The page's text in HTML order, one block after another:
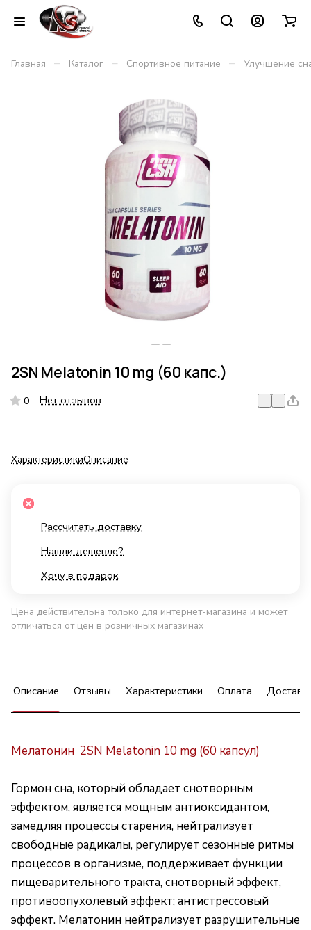
Главная – Каталог – Спортивное питание – Улучшение
2SN Melatonin 10 mg (60 капс.)
0 Нет отзывов
ХарактеристикиОписание
Рассчитать доставку
Нашли дешевле?
Хочу в подарок
Цена действительна только для интернет-магазина и может
отличаться от цен в розничных магазинах
Описание Отзывы Характеристики Оплата
Мелатонин 2SN Melatonin 10 mg (60 капсул)
Гормон сна, который обладает снотворным
эффектом, является мощным антиоксидантом,
замедляя процессы старения, нейтрализует
свободные радикалы, регулирует сезонные ритмы
процессов в организме, поддерживает функции
пищеварительного тракта, снотворный эффект,
противоопухолевый эффект; антистрессовый
эффект. Мелатонин нейтрализует разрушительные